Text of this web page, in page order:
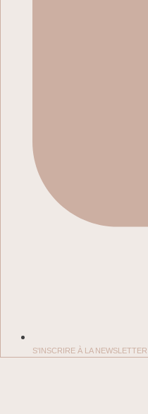
S'INSCRIRE À LA NEWSLETTER